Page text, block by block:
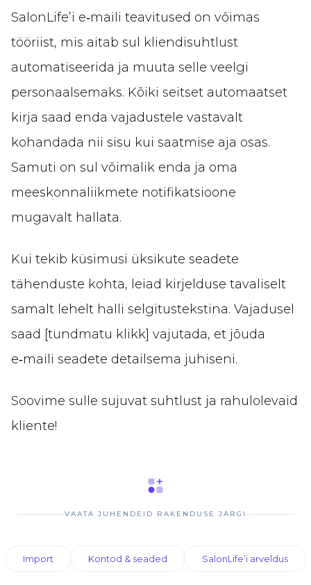
SalonLife’i e‑maili teavitused on võimas
tööriist, mis aitab sul kliendisuhtlust
automatiseerida ja muuta selle veelgi
personaalsemaks. Kõiki seitset automaatset
kirja saad enda vajadustele vastavalt
kohandada nii sisu kui saatmise aja osas.
Samuti on sul võimalik enda ja oma
meeskonnaliikmete notifikatsioone
mugavalt hallata.
Kui tekib küsimusi üksikute seadete
tähenduste kohta, leiad kirjelduse tavaliselt
samalt lehelt halli selgitustekstina. Vajadusel
saad [tundmatu klikk] vajutada, et jõuda
e‑maili seadete detailsema juhiseni.
Soovime sulle sujuvat suhtlust ja rahulolevaid
kliente!
VAATA JUHENDEID RAKENDUSE JÄRGI
Import Kontod & seaded SalonLife’i arveldus